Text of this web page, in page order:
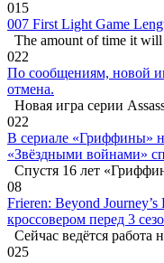
015
007 First Light Game
The amount of time it will
022
По сообщениям, новой
отмена.
Новая игра серии
022
В сериале «Гриффины»
«Звёздными войнами»
Спустя 16 лет
08
Frieren: Beyond
кроссовером перед 3
Сейчас ведётся работа
025